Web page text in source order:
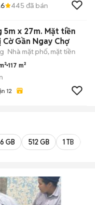
445 đã bán
5m x 27m. Mặt tiền
Gần Ngay Chợ
Nhà mặt phố, mặt tiền
117 m²
12
GB 512 GB 1 TB